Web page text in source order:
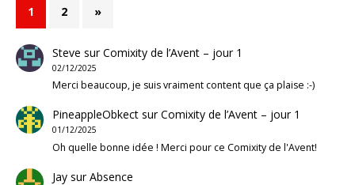
1 2 »
Steve surComixity de l’Avent – jour 1
02/12/2025
Merci beaucoup, je suis vraiment content que ça plaise :-)
PineappleObkectsurComixity de l’Avent – jour 1
01/12/2025
Oh quelle bonne idée ! Merci pour ce Comixity de l'Avent!
JaysurAbsence